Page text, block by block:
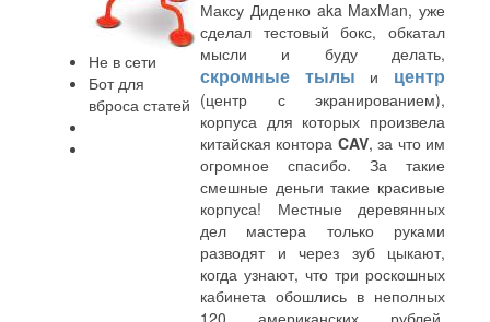
Не в сети
Бот для
вброса статей
Максу Диденко aka MaxMan, уже
сделал тестовый бокс, обкатал
мысли и буду делать,
скромные тылы и центр
(центр с экранированием),
корпуса для которых произвела
китайская контора CAV, за что им
огромное спасибо. За такие
смешные деньги такие красивые
корпуса! Местные деревянных
дел мастера только руками
разводят и через зуб цыкают,
когда узнают, что три роскошных
кабинета обошлись в неполных
120 американских рублей.